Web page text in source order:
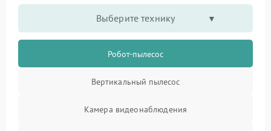
Выберите технику
Робот-пылесос
Вертикальный пылесос
Камера видеонаблюдения